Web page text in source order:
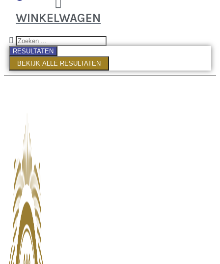
WINKELWAGEN
RESULTATEN
BEKIJK ALLE RESULTATEN